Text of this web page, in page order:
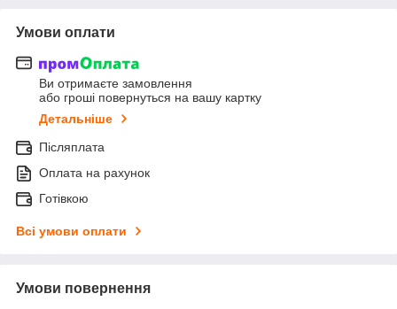
Умови оплати
Ви отримаєте замовлення
або гроші повернуться на вашу картку
Детальніше
Післяплата
Оплата на рахунок
Готівкою
Всі умови оплати
Умови повернення